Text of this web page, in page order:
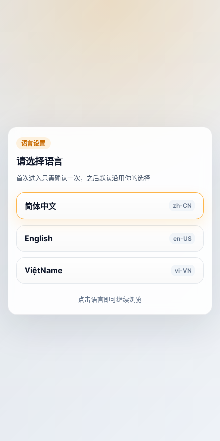
语言设置
请选择语言
首次进入只需确认一次，之后默认沿用你的选择
简体中文 zh-CN
English en-US
ViệtName vi-VN
点击语言即可继续浏览